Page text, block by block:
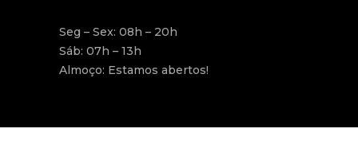
Seg – Sex: 08h – 20h
Sáb: 07h – 13h
Almoço: Estamos abertos!